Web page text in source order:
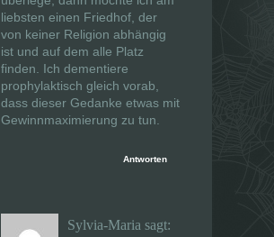
liebsten einen Friedhof, der
von keiner Religion abhängig
ist und auf dem alle Platz
finden. Ich dementiere
prophylaktisch gleich vorab,
dass dieser Gedanke etwas mit
Gewinnmaximierung zu tun.
Antworten
Sylvia-Maria sagt: